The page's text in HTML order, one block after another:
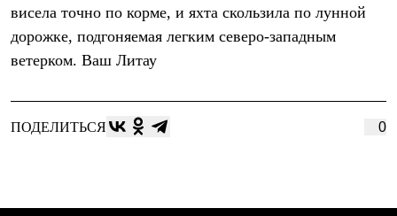
Футболки
Толстовки
Брюки
Куртки
Брюки
висела точно по корме, и яхта скользила по лунной
дорожке, подгоняемая легким северо-западным
ветерком. Ваш Литау
ПОДЕЛИТЬСЯ 0